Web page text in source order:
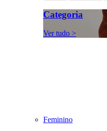
Categoria
Ver tudo >
Feminino